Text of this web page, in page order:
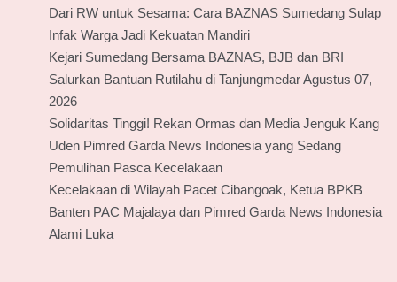
Dari RW untuk Sesama: Cara BAZNAS Sumedang Sulap
Infak Warga Jadi Kekuatan Mandiri
Kejari Sumedang Bersama BAZNAS, BJB dan BRI
Salurkan Bantuan Rutilahu di Tanjungmedar Agustus 07,
2026
Solidaritas Tinggi! Rekan Ormas dan Media Jenguk Kang
Uden Pimred Garda News Indonesia yang Sedang
Pemulihan Pasca Kecelakaan
Kecelakaan di Wilayah Pacet Cibangoak, Ketua BPKB
Banten PAC Majalaya dan Pimred Garda News Indonesia
Alami Luka